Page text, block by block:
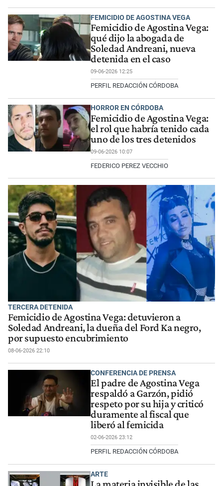
FEMICIDIO DE AGOSTINA VEGA
Femicidio de Agostina Vega:
qué dijo la abogada de
Soledad Andreani, nueva
detenida en el caso
09-06-2026 12:25
PERFIL REDACCIÓN CÓRDOBA
HORROR EN CÓRDOBA
Femicidio de Agostina Vega:
el rol que habría tenido cada
uno de los tres detenidos
09-06-2026 10:07
FEDERICO PEREZ VECCHIO
TERCERA DETENIDA
Femicidio de Agostina Vega: detuvieron a
Soledad Andreani, la dueña del Ford Ka negro,
por supuesto encubrimiento
08-06-2026 22:10
CONFERENCIA DE PRENSA
El padre de Agostina Vega
respaldó a Garzón, pidió
respeto por su hija y criticó
duramente al fiscal que
liberó al femicida
02-06-2026 23:12
PERFIL REDACCIÓN CÓRDOBA
ARTE